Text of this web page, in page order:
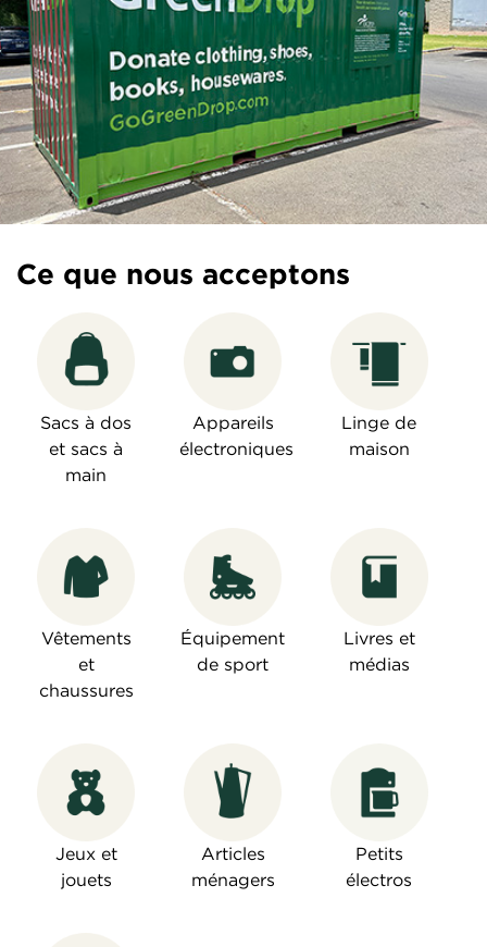
Ce que nous acceptons
Sacs à dos
et sacs à
main
Appareils
électroniques
Linge de
maison
Vêtements
et
chaussures
Équipement
de sport
Livres et
médias
Jeux et
jouets
Articles
ménagers
Petits
électros